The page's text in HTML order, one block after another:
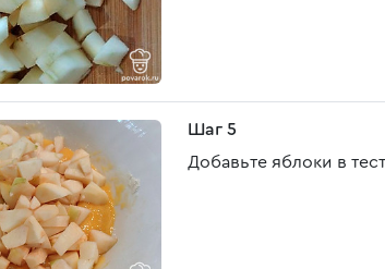
Шаг 5
Добавьте яблоки в